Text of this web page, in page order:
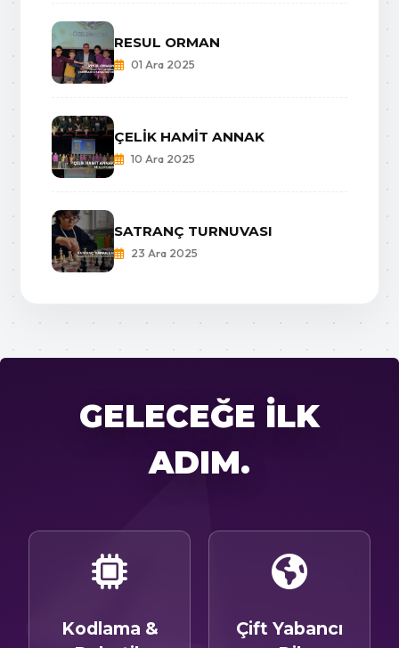
RESUL ORMAN
01 Ara 2025
ÇELİK HAMİT ANNAK
10 Ara 2025
SATRANÇ TURNUVASI
23 Ara 2025
GELECEĞE İLK
ADIM.
Kodlama &
Çift Yabancı